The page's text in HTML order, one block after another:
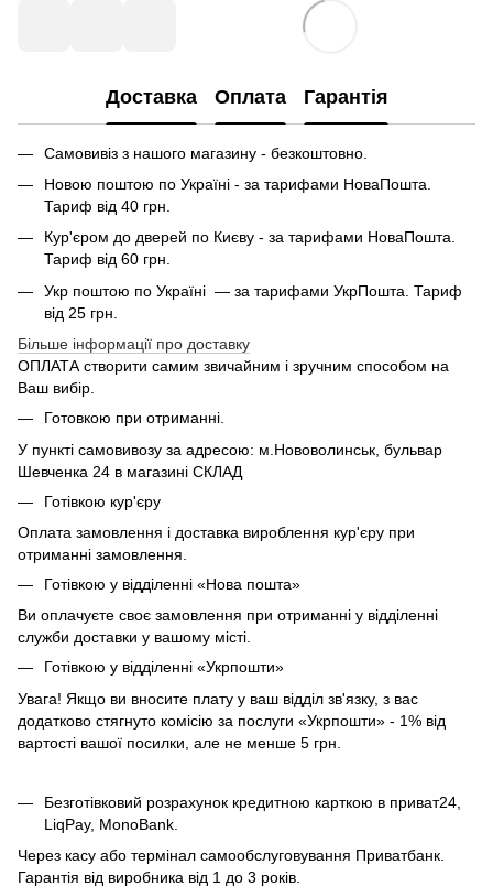
Доставка Оплата Гарантія
Самовивіз з нашого магазину - безкоштовно.
Новою поштою по Україні - за тарифами НоваПошта.
Тариф від 40 грн.
Кур'єром до дверей по Києву - за тарифами НоваПошта.
Тариф від 60 грн.
Укр поштою по Україні — за тарифами УкрПошта. Тариф
від 25 грн.
Більше інформації про доставку
ОПЛАТА створити самим звичайним і зручним способом на
Ваш вибір.
Готовкою при отриманні.
У пункті самовивозу за адресою: м.Нововолинськ, бульвар
Шевченка 24 в магазині СКЛАД
Готівкою кур'єру
Оплата замовлення і доставка вироблення кур'єру при
отриманні замовлення.
Готівкою у відділенні «Нова пошта»
Ви оплачуєте своє замовлення при отриманні у відділенні
служби доставки у вашому місті.
Готівкою у відділенні «Укрпошти»
Увага! Якщо ви вносите плату у ваш відділ зв'язку, з вас
додатково стягнуто комісію за послуги «Укрпошти» - 1% від
вартості вашої посилки, але не менше 5 грн.
Безготівковий розрахунок кредитною карткою в приват24,
LiqPay, MonoBank.
Через касу або термінал самообслуговування Приватбанк.
Гарантія від виробника від 1 до 3 років.